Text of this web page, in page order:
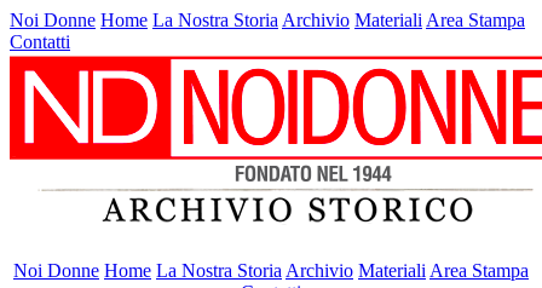
Noi Donne Home La Nostra Storia Archivio Materiali Area Stampa
Contatti
Noi Donne Home La Nostra Storia Archivio Materiali Area Stampa